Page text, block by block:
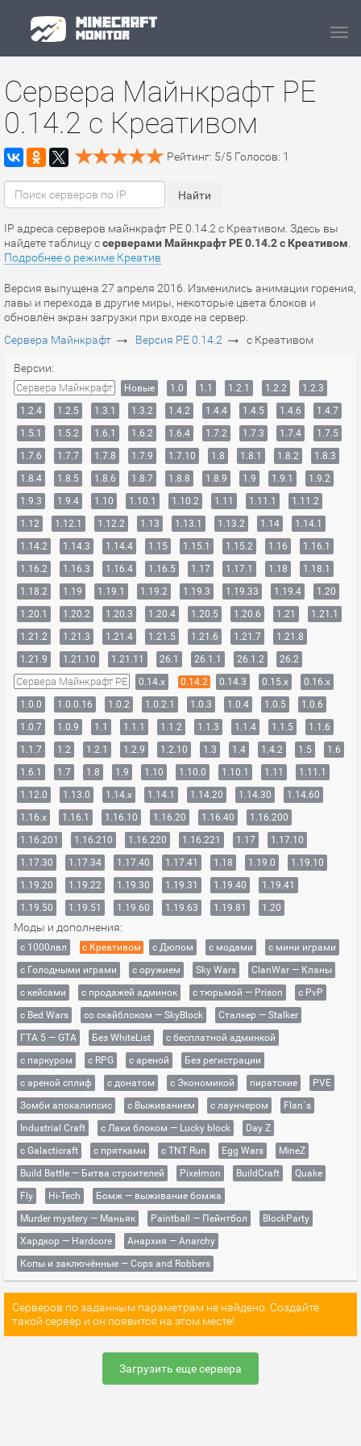
Сервера Майнкрафт PE
0.14.2 c Креативом
Рейтинг: 5/5 Голосов: 1
IP адреса серверов майнкрафт PE 0.14.2 c Креативом. Здесь вы
найдете таблицу ссерверами Майнкрафт PE 0.14.2 c Креативом
Подробнее о режиме Креатив
Версия выпущена 27 апреля 2016. Изменились анимации горения,
лавы и перехода в другие миры, некоторые цвета блоков и
обновлён экран загрузки при входе на сервер.
Сервера Майнкрафт → Версия PE 0.14.2 → c Креативом
Версии:
Сервера Майнкрафт Новые 1.0 1.1 1.2.1 1.2.2
1.2.3
1.2.4
1.2.5 1.3.1 1.3.2 1.4.2 1.4.4 1.4.5 1.4.6
1.4.7
1.5.1
1.5.2 1.6.1 1.6.2 1.6.4 1.7.2 1.7.3 1.7.4
1.7.5
1.7.6
1.7.7 1.7.8 1.7.9 1.7.10 1.8 1.8.1 1.8.2
1.8.3
1.8.4
1.8.5 1.8.6 1.8.7 1.8.8 1.8.9 1.9 1.9.1
1.9.2
1.9.3
1.9.4 1.10 1.10.1 1.10.2 1.11 1.11.1
1.11.2
1.12
1.12.1 1.12.2 1.13 1.13.1 1.13.2 1.14
1.14.1
1.14.2
1.14.3 1.14.4 1.15 1.15.1 1.15.2 1.16
1.16.1
1.16.2
1.16.3 1.16.4 1.16.5 1.17 1.17.1 1.18
1.18.1
1.18.2
1.19 1.19.1 1.19.2 1.19.3 1.19.33 1.19.4
1.20
1.20.1
1.20.2 1.20.3 1.20.4 1.20.5 1.20.6 1.21
1.21.1
1.21.2
1.21.3 1.21.4 1.21.5 1.21.6 1.21.7
1.21.8
1.21.9
1.21.10 1.21.11 26.1 26.1.1 26.1.2 26.2
Сервера Майнкрафт PE 0.14.x 0.14.2 0.14.3 0.15.x
0.16.x
1.0.0
1.0.0.16 1.0.2 1.0.2.1 1.0.3 1.0.4 1.0.5
1.0.6
1.0.7
1.0.9 1.1 1.1.1 1.1.2 1.1.3 1.1.4 1.1.5
1.1.6
1.1.7
1.2 1.2.1 1.2.9 1.2.10 1.3 1.4 1.4.2 1.5
1.6
1.6.1
1.7 1.8 1.9 1.10 1.10.0 1.10.1 1.11
1.11.1
1.12.0
1.13.0 1.14.x 1.14.1 1.14.20 1.14.30
1.14.60
1.16.x
1.16.1 1.16.10 1.16.20 1.16.40
1.16.200
1.16.201
1.16.210 1.16.220 1.16.221 1.17
1.17.10
1.17.30
1.17.34 1.17.40 1.17.41 1.18 1.19.0
1.19.10
1.19.20
1.19.22 1.19.30 1.19.31 1.19.40
1.19.41
1.19.50
1.19.51 1.19.60 1.19.63 1.19.81 1.20
Моды и дополнения:
с 1000лвл c Креативом с Дюпом с модами
с мини играми
с Голодными играми
с оружием Sky Wars
ClanWar — Кланы
с кейсами
с продажей админок с тюрьмой — Prison
с PvP
с Bed Wars
со скайблоком — SkyBlock
Сталкер — Stalker
ГТА 5 — GTA
Без WhiteList
с бесплатной админкой
с паркуром
с RPG с ареной
Без регистрации
с ареной сплиф
с донатом с Экономикой пиратские
PVE
Зомби апокалипсис
с Выживанием с лаунчером
Flan`s
Industrial Craft
с Лаки блоком — Lucky block
Day Z
с Galacticraft
с прятками с TNT Run Egg Wars
MineZ
Build Battle — Битва строителей
Pixelmon BuildCraft
Quake
Fly
Hi-Tech
Бомж — выживание бомжа
Murder mystery — Маньяк
Paintball — Пейнтбол
BlockParty
Хардкор — Hardcore
Анархия — Anarchy
Копы и заключённые — Cops and Robbers
Серверов по заданным параметрам не найдено. Создайте
такой сервер и он появится на этом месте!
Загрузить еще сервера